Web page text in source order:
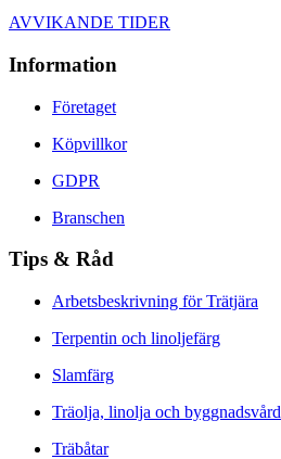
AVVIKANDE TIDER
Information
Företaget
Köpvillkor
GDPR
Branschen
Tips & Råd
Arbetsbeskrivning för Trätjära
Terpentin och linoljefärg
Slamfärg
Träolja, linolja och byggnadsvård
Träbåtar